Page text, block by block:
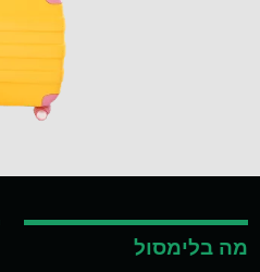
מה בלימסול